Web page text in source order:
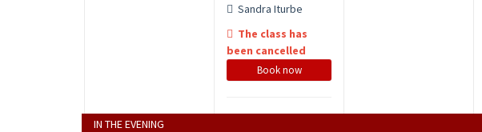
Sandra Iturbe
The class has
been cancelled
Book now
IN THE EVENING